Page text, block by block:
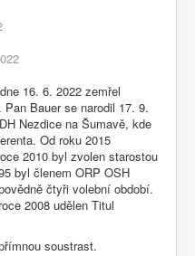
16. 6. 2022 zemřel
Bauer se narodil 17. 9.
Nezdice na Šumavě, kde
Od roku 2015
2010 byl zvolen starostou
byl členem ORP OSH
čtyři volební období.
2008 udělen Titul
soustrast.